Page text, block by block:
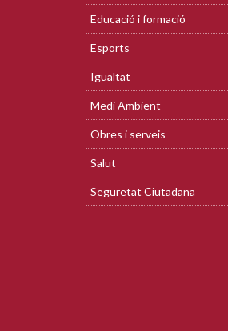
Educació i formació
Esports
Igualtat
Medi Ambient
Obres i serveis
Salut
Seguretat Ciutadana